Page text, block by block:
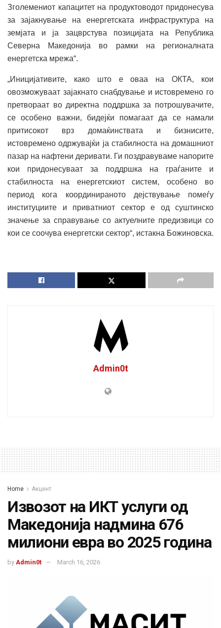
Зголемениот капацитет на продуктоводот придонесува
за зајакнување на енергетската инфраструктура на
земјата и ја зацврстува позицијата на Република
Северна Македонија во рамки на регионалната
енергетска мрежа“.
„Иницијативите, како што е оваа на ОКТА, кои
овозможуваат зајакнато снабдување и истовремено го
претвораат во директна поддршка за потрошувачите,
се особено важни, бидејќи помагаат да се намали
притисокот врз домаќинствата и бизнисите,
истовремено одржувајќи ја стабилноста на домашниот
пазар на нафтени деривати. Ги поздравуваме напорите
кои придонесуваат за поддршка на граѓаните и
стабилноста на енергетскиот систем, особено во
период кога координираното дејствување помеѓу
институциите и приватниот сектор е од суштинско
значење за справување со актуелните предизвици со
кои се соочува енергетски сектор“, истакна Божиновска.
Admin0t
Home Акцент
Извозот на ИКТ услуги од
Македонија надмина 676
милиони евра во 2025 година
by Admin0t March 16, 2026